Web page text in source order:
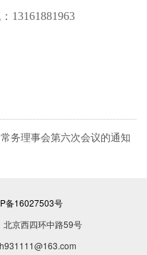
13161881963
务理事会第六次会议的通知
备16027503号
京西四环中路59号